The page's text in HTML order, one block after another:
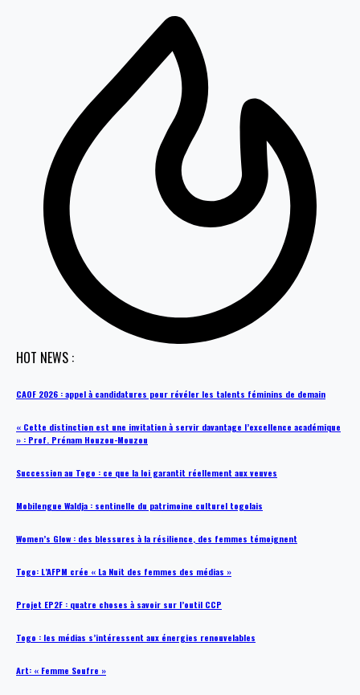
HOT NEWS :
CAOF 2026 : appel à candidatures pour révéler les talents féminins de demain
« Cette distinction est une invitation à servir davantage l’excellence académique
» : Prof. Prénam Houzou-Mouzou
Succession au Togo : ce que la loi garantit réellement aux veuves
Mobilengue Waldja : sentinelle du patrimoine culturel togolais
Women’s Glow : des blessures à la résilience, des femmes témoignent
Togo: L’AFPM crée « La Nuit des femmes des médias »
Projet EP2F : quatre choses à savoir sur l’outil CCP
Togo : les médias s’intéressent aux énergies renouvelables
Art: « Femme Soufre »